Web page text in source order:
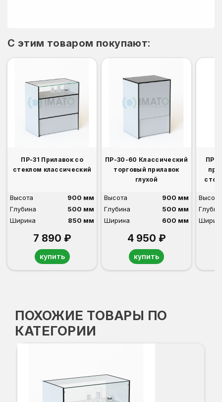
C этим товаром покупают:
ПР-31 Прилавок со
стеклом классический
Высота
900 мм
Глубина
500 мм
Ширина
850 мм
7 890 ₽
купить
ПР-30-60 Классический
торговый прилавок
глухой
Высота
900 мм
Глубина
500 мм
Ширина
600 мм
4 950 ₽
купить
ПР-
Высота
ПОХОЖИЕ ТОВАРЫ ПО
КАТЕГОРИИ